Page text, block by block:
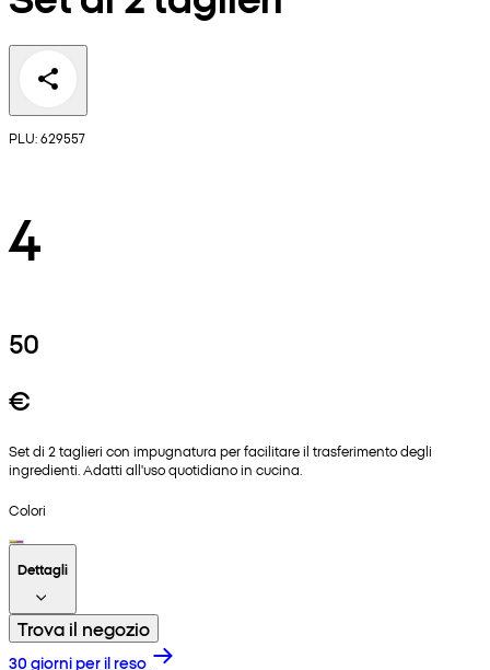
PLU: 629557
4
50
€
Set di 2 taglieri con impugnatura per facilitare il trasferimento degli
ingredienti. Adatti all'uso quotidiano in cucina.
Colori
Dettagli
Trova il negozio
30 giorni per il reso